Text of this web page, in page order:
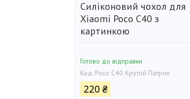
Силіконовий чохол для
Xiaomi Poco C40 з
картинкою
Готово до відправки
Код: Poco C40 Крутой Патрон
220 ₴